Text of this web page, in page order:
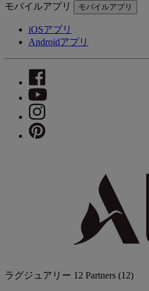
モバイルアプリ モバイルアプリ
iOSアプリ
Androidアプリ
ラグジュアリー 12 Partners (12)